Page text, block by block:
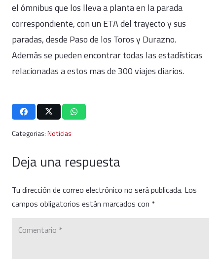
el ómnibus que los lleva a planta en la parada
correspondiente, con un ETA del trayecto y sus
paradas, desde Paso de los Toros y Durazno.
Además se pueden encontrar todas las estadísticas
relacionadas a estos mas de 300 viajes diarios.
Categorias:Noticias
Deja una respuesta
Tu dirección de correo electrónico no será publicada. Los
campos obligatorios están marcados con *